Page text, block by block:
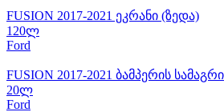
FUSION 2017-2021 ეკრანი (ზედა)
120ლ
Ford
FUSION 2017-2021 ბამპერის სამაგრი
20ლ
Ford